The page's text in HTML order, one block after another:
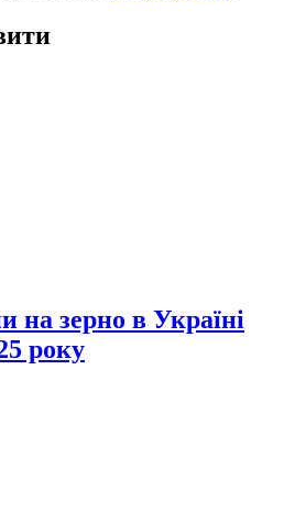
на зерно в Україні
року